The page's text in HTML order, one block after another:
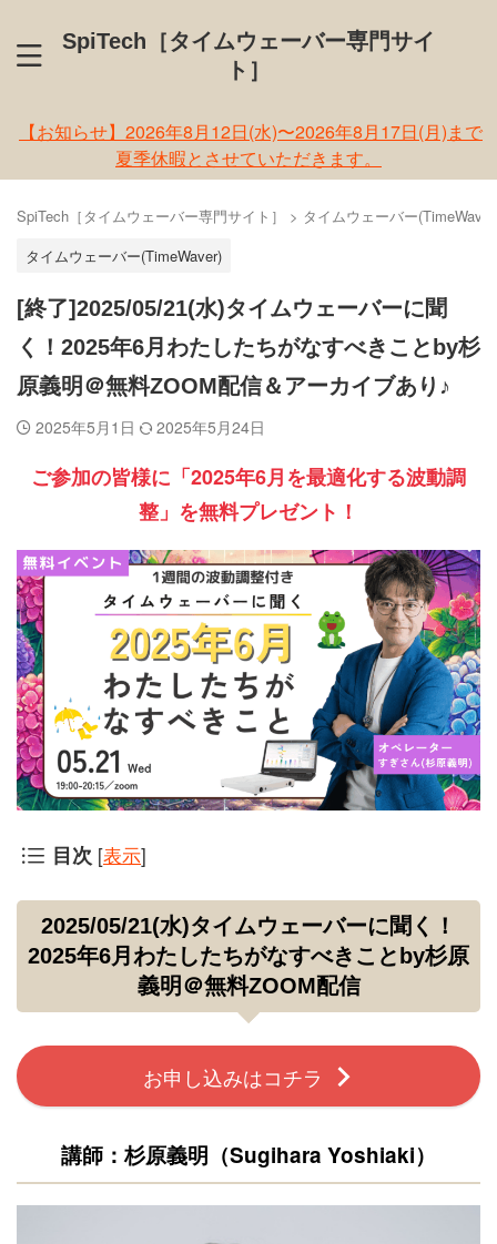
SpiTech［タイムウェーバー専門サイ
ト］
【お知らせ】2026年8月12日(水)〜2026年8月17日(月)まで
夏季休暇とさせていただきます。
SpiTech［タイムウェーバー専門サイト］ > タイムウェーバー
タイムウェーバー(TimeWaver)
[終了]2025/05/21(水)タイムウェーバーに聞
く！2025年6月わたしたちがなすべきことby杉
原義明＠無料ZOOM配信＆アーカイブあり♪
2025年5月1日 2025年5月24日
ご参加の皆様に「2025年6月を最適化する波動調
整」を無料プレゼント！
目次 [表示]
2025/05/21(水)タイムウェーバーに聞く！
2025年6月わたしたちがなすべきことby杉原
義明＠無料ZOOM配信
お申し込みはコチラ
講師：杉原義明（Sugihara Yoshiaki）